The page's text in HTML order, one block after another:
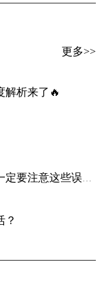
更多>>
解析来了🔥
定要注意这些误
？